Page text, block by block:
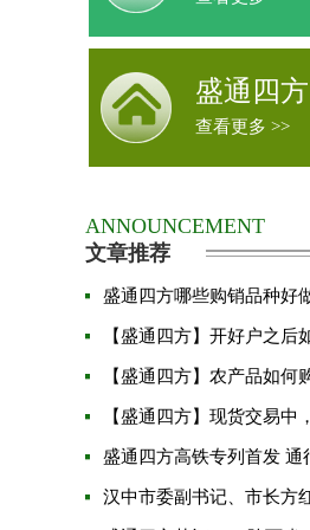
盛通四方
查看更多 >>
ANNOUNCEMENT
文章推荐
盛通四方哪些购销品种好
【盛通四方】开好户之后
【盛通四方】农产品如何